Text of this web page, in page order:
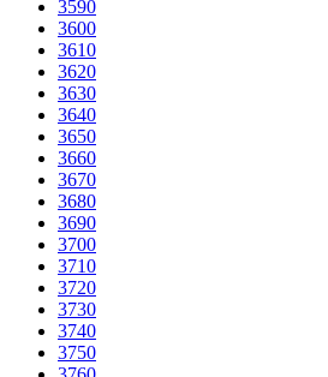
3590
3600
3610
3620
3630
3640
3650
3660
3670
3680
3690
3700
3710
3720
3730
3740
3750